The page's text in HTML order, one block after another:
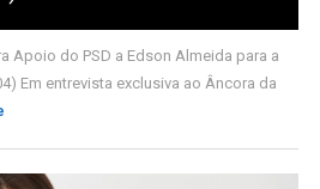
Apoio do PSD a Edson Almeida para a
Em entrevista exclusiva ao Âncora da